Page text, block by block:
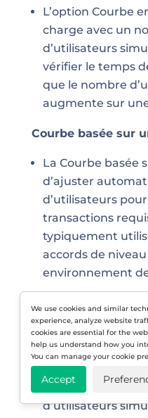
L’option Courbe
charge avec un
d’utilisateurs
vérifier le temps
que le nombre
augmente sur
Courbe basée sur
La Courbe basée
d’ajuster
d’utilisateurs
transactions
typiquement
accords de niveau
environnement
Courbe ajustable
La Courbe
de changer la
temps réel
commencez avec
d’utilisateurs
We use cookies and similar
experience, analyze website
cookies are essential for the
help us understand how you
You can manage your cookie
Accept